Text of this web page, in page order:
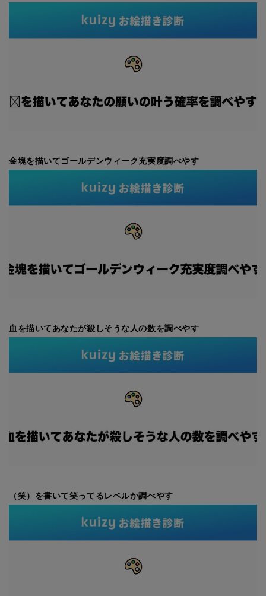
金塊を描いてゴールデンウィーク充実度調べやす
血を描いてあなたが殺しそうな人の数を調べやす
（笑）を書いて笑ってるレベルか調べやす